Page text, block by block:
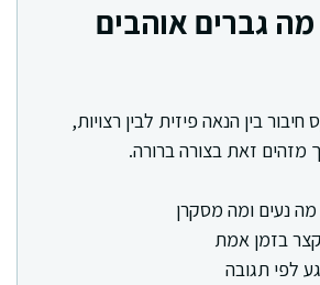
מה גברים אוהבים
בין הנאה פיזית לבין רצויות,
מזהים זאת בצורה ברורה.
מה נעים ומה מסקרן
בזמן אמת
לפי תגובה